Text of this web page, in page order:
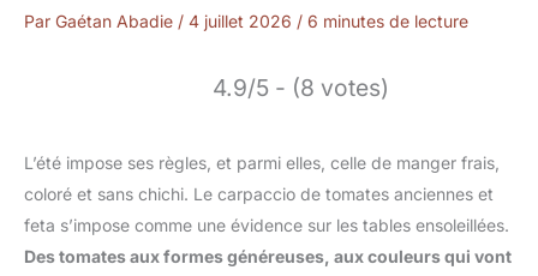
Par Gaétan Abadie / 4 juillet 2026 / 6 minutes de lecture
4.9/5 - (8 votes)
L’été impose ses règles, et parmi elles, celle de manger frais,
coloré et sans chichi. Le carpaccio de tomates anciennes et
feta s’impose comme une évidence sur les tables ensoleillées.
Des tomates aux formes généreuses, aux couleurs qui vont